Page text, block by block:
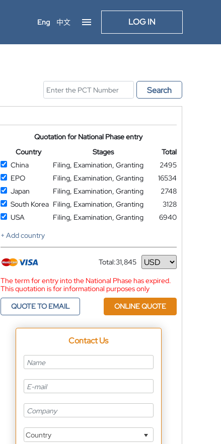
Eng 中文 LOG IN
Search
Quotation for National Phase entry
Country
Stages
Total
China
Filing, Examination, Granting
2495
EPO
Filing, Examination, Granting
16534
Japan
Filing, Examination, Granting
2748
South Korea Filing, Examination, Granting
3128
USA
Filing, Examination, Granting
6940
+ Add country
Total:31,845
Currency
The term for entry into the National Phase has expired.
This quotation is for informational purposes only
QUOTE TO EMAIL
ONLINE QUOTE
Contact Us
Country